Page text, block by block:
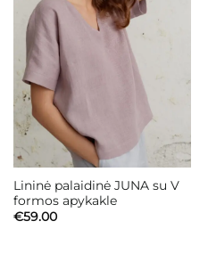
Lininė palaidinė JUNA su V
formos apykakle
€59.00